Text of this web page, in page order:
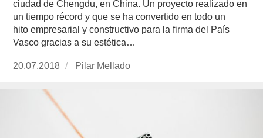
ciudad de Chengdu, en China. Un proyecto realizado en
un tiempo récord y que se ha convertido en todo un
hito empresarial y constructivo para la firma del País
Vasco gracias a su estética…
Publicado
20.07.2018
https://www.experimenta.es/author/pilar-
Pilar Mellado